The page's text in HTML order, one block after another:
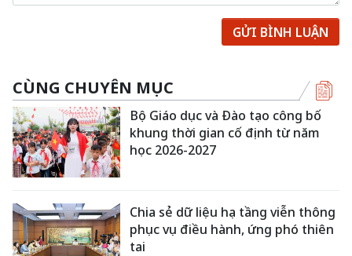
GỬI BÌNH LUẬN
CÙNG CHUYÊN MỤC
Bộ Giáo dục và Đào tạo công bố
khung thời gian cố định từ năm
học 2026-2027
Chia sẻ dữ liệu hạ tầng viễn thông
phục vụ điều hành, ứng phó thiên
tai